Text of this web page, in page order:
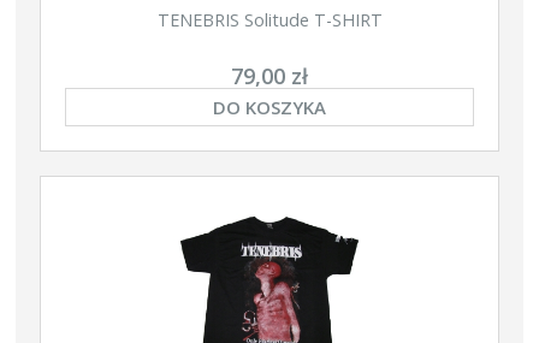
TENEBRIS Solitude T-SHIRT
79,00 zł
DO KOSZYKA